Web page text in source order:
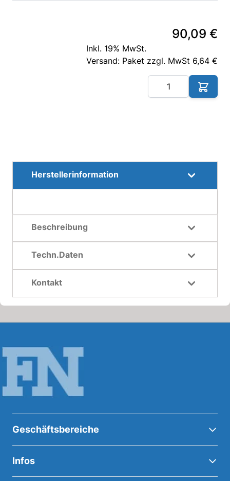
90,09 €
Inkl. 19% MwSt.
Versand: Paket zzgl. MwSt 6,64 €
Herstellerinformation
Beschreibung
Techn.Daten
Kontakt
Geschäftsbereiche
Infos